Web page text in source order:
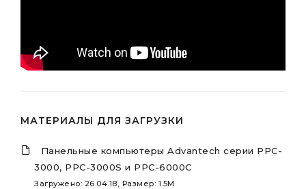
МАТЕРИАЛЫ ДЛЯ ЗАГРУЗКИ
Панельные компьютеры Advantech серии PPC-
3000, PPC-3000S и PPC-6000C
Загружено: 26.04.18, Размер: 1.5M